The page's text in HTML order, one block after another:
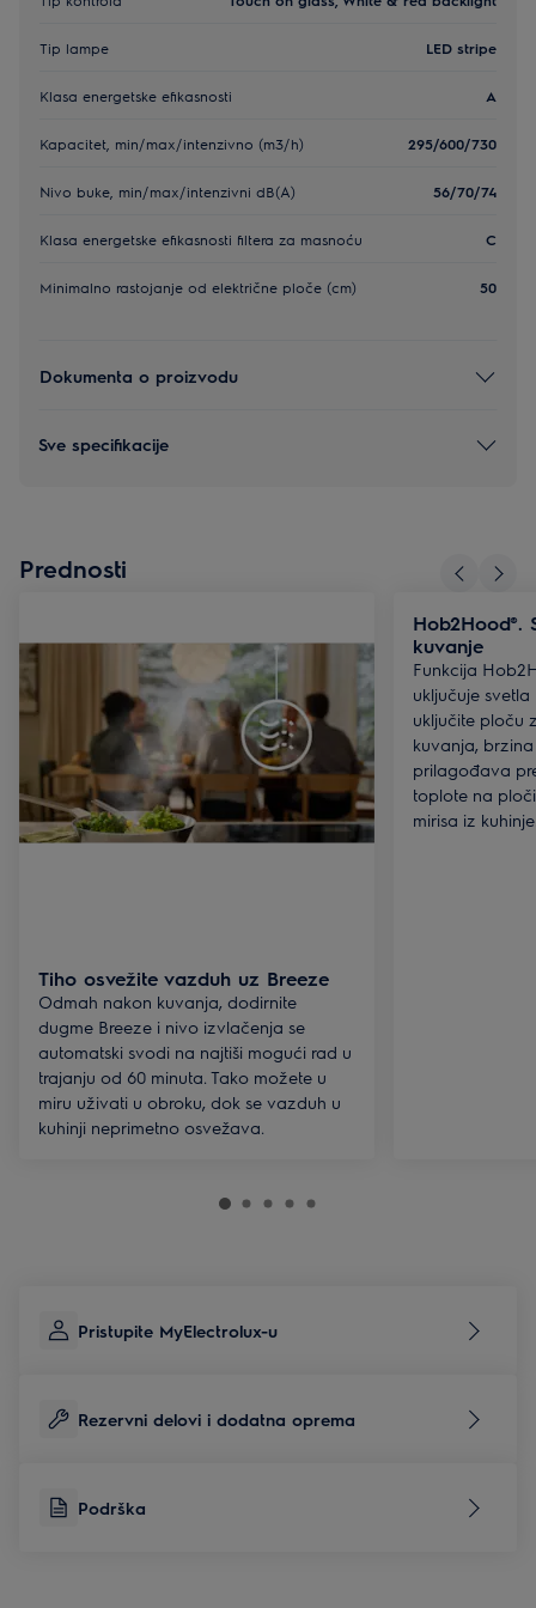
Tip lampe LED stripe
Klasa energetske efikasnosti A
Kapacitet, min/max/intenzivno (m3/h) 295/600/730
Nivo buke, min/max/intenzivni dB(A) 56/70/74
Klasa energetske efikasnosti filtera za masnoću C
Minimalno rastojanje od električne ploče (cm) 50
Dokumenta o proizvodu
Sve specifikacije
Prednosti
Tiho osvežite vazduh uz Breeze
Odmah nakon kuvanja, dodirnite
dugme Breeze i nivo izvlačenja se
automatski svodi na najtiši mogući rad u
trajanju od 60 minuta. Tako možete u
miru uživati u obroku, dok se vazduh u
kuhinji neprimetno osvežava.
Hob2Hood®.
kuvanje
Funkcija
uključuje
uključite ploču
kuvanja,
prilagođava
toplote na
mirisa iz
Pristupite MyElectrolux-u
Rezervni delovi i dodatna oprema
Podrška